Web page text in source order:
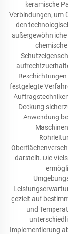
keramische
Verbindungen, um
den
festgelegte
Deckung
Anwendung
darstellt. Die
gezielt auf
und
Implementierung